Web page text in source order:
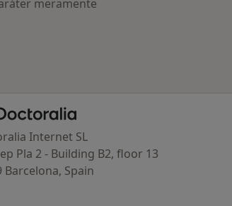
meramente
- Homepage
Internet SL
Pla 2 - Building B2, floor 13
Barcelona, Spain